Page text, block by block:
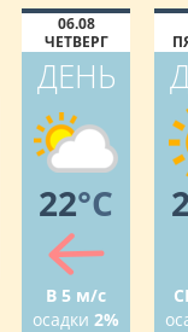
06.08
ЧЕТВЕРГ
ДЕНЬ
22°C
В 5 м/с
осадки 2%